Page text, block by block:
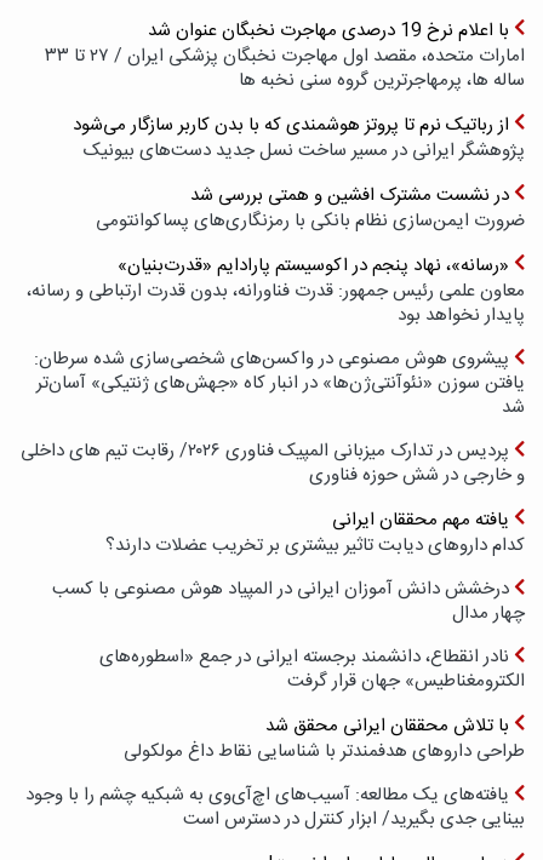
با اعلام نرخ 19 درصدی مهاجرت نخبگان عنوان شد
امارات متحده، مقصد اول مهاجرت نخبگان پزشکی ایران / ۲۷ تا ۳۳
ساله ها، پرمهاجرترین گروه سنی نخبه ها
از رباتیک نرم تا پروتز هوشمندی که با بدن کاربر سازگار می‌شود
پژوهشگر ایرانی در مسیر ساخت نسل جدید دست‌های بیونیک
در نشست مشترک افشین و همتی بررسی شد
ضرورت ایمن‌سازی نظام بانکی با رمزنگاری‌های پسا‌کوانتومی
«رسانه»، نهاد پنجم در اکوسیستم پارادایم «قدرت‌بنیان»
معاون علمی رئیس جمهور: قدرت فناورانه، بدون قدرت ارتباطی و رسانه،
پایدار نخواهد بود
پیشروی هوش مصنوعی در واکسن‌های شخصی‌سازی شده سرطان:
یافتن سوزن «نئوآنتی‌ژن‌ها» در انبار کاه «جهش‌های ژنتیکی» آسان‌تر
شد
پردیس در تدارک میزبانی المپیک فناوری ۲۰۲۶/ رقابت تیم های داخلی
و خارجی در شش حوزه فناوری
یافته مهم محققان ایرانی
کدام داروهای دیابت تاثیر بیشتری بر تخریب عضلات دارند؟
درخشش دانش آموزان ایرانی در المپیاد هوش مصنوعی با کسب
چهار مدال
نادر انقطاع، دانشمند برجسته ایرانی در جمع «اسطوره‌های
الکترومغناطیس» جهان قرار گرفت
با تلاش محققان ایرانی محقق شد
طراحی داروهای هدفمندتر با شناسایی نقاط داغ مولکولی
یافته‌های یک مطالعه: آسیب‌های اچ‌آی‌وی به شبکیه چشم را با وجود
بینایی جدی بگیرید/ ابزار کنترل در دسترس است